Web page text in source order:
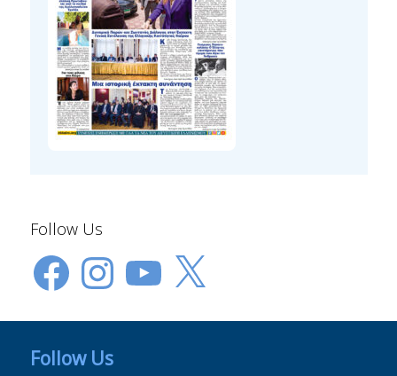
Follow Us
FacebookInstagramYouTube
X
Follow Us